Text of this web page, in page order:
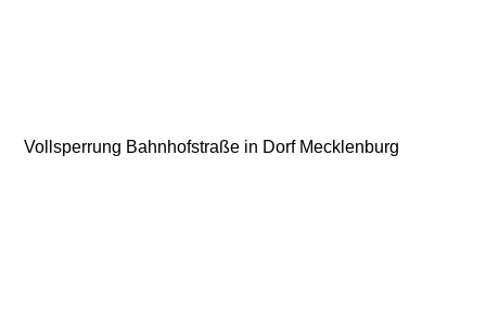
Vollsperrung Bahnhofstraße in Dorf Mecklenburg